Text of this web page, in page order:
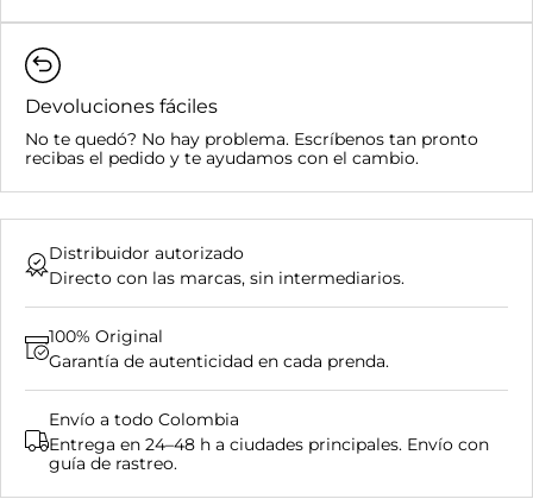
Devoluciones fáciles
No te quedó? No hay problema. Escríbenos tan pronto
recibas el pedido y te ayudamos con el cambio.
Distribuidor autorizado
Directo con las marcas, sin intermediarios.
100% Original
Garantía de autenticidad en cada prenda.
Envío a todo Colombia
Entrega en 24–48 h a ciudades principales. Envío con
guía de rastreo.